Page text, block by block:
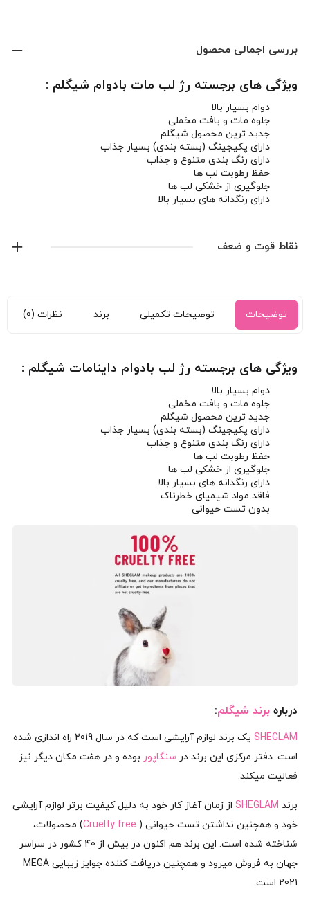
بررسی اجمالی محصول
ویژگی های برجسته رژ لب مات بادوام شیگلم :
دوام بسیار بالا
جلوه مات و بافت مخملی
جدید ترین محصول شیگلم
دارای پکیجینگ (بسته بندی) بسیار جذاب
دارای رنگ بندی متنوع و جذاب
حفظ رطوبت لب ها
جلوگیری از خشکی لب ها
دارای رنگدانه های بسیار بالا
نقاط قوت و ضعف
توضیحات توضیحات تکمیلی برند نظرات (0)
ویژگی های برجسته رژ لب بادوام داینامات شیگلم :
دوام بسیار بالا
جلوه مات و بافت مخملی
جدید ترین محصول شیگلم
دارای پکیجینگ (بسته بندی) بسیار جذاب
دارای رنگ بندی متنوع و جذاب
حفظ رطوبت لب ها
جلوگیری از خشکی لب ها
دارای رنگدانه های بسیار بالا
فاقد مواد شیمیای خطرناک
بدون تست حیوانی
درباره برند شیگلم:
SHEGLAM
یک برند لوازم آرایشی است که در سال 2019 راه اندازی شده
است. دفتر مرکزی این برند در سنگاپور بوده و در هفت مکان دیگر نیز
فعالیت میکند.
برند SHEGLAM از زمان آغاز کار خود به دلیل کیفیت برتر لوازم آرایشی
خود و همچنین نداشتن تست حیوانی ( Cruelty free) محصولات،
شناخته شده است. این برند هم اکنون در بیش از 40 کشور در سراسر
جهان به فروش میرود و همچنین دریافت کننده جوایز زیبایی MEGA
2021 است.